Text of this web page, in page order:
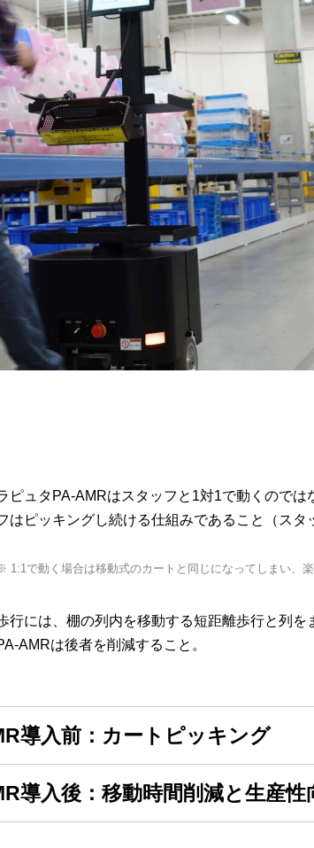
ピュタPA-AMRはスタッフと1対1で動くので
はピッキングし続ける仕組みであること（スタ
1:1で動く場合は移動式のカートと同じになってしまい、
行には、棚の列内を移動する短距離歩行と列
AMRは後者を削減すること。
導入前：カートピッキング
導入後：移動時間削減と生産性